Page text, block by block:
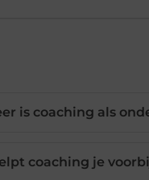
is coaching als
coaching je